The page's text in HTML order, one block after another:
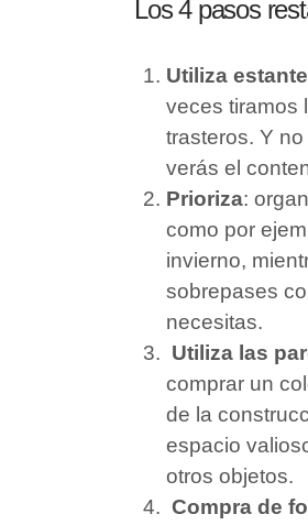
Los 4 pasos
Utiliza
veces tiramos
trasteros. Y
verás el
Prioriza:
como por
invierno,
sobrepases
necesitas.
Utiliza las
comprar un
de la
espacio
otros objetos.
Compra de